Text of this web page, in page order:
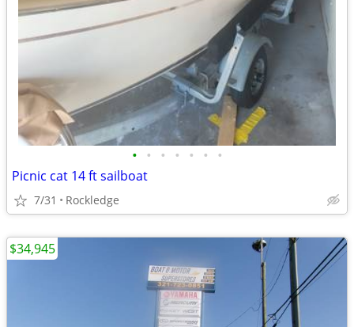
• • • • • • •
Picnic cat 14 ft sailboat
7/31 Rockledge
$34,945